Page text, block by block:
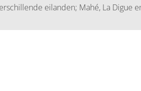
eilanden; Mahé, La Digue